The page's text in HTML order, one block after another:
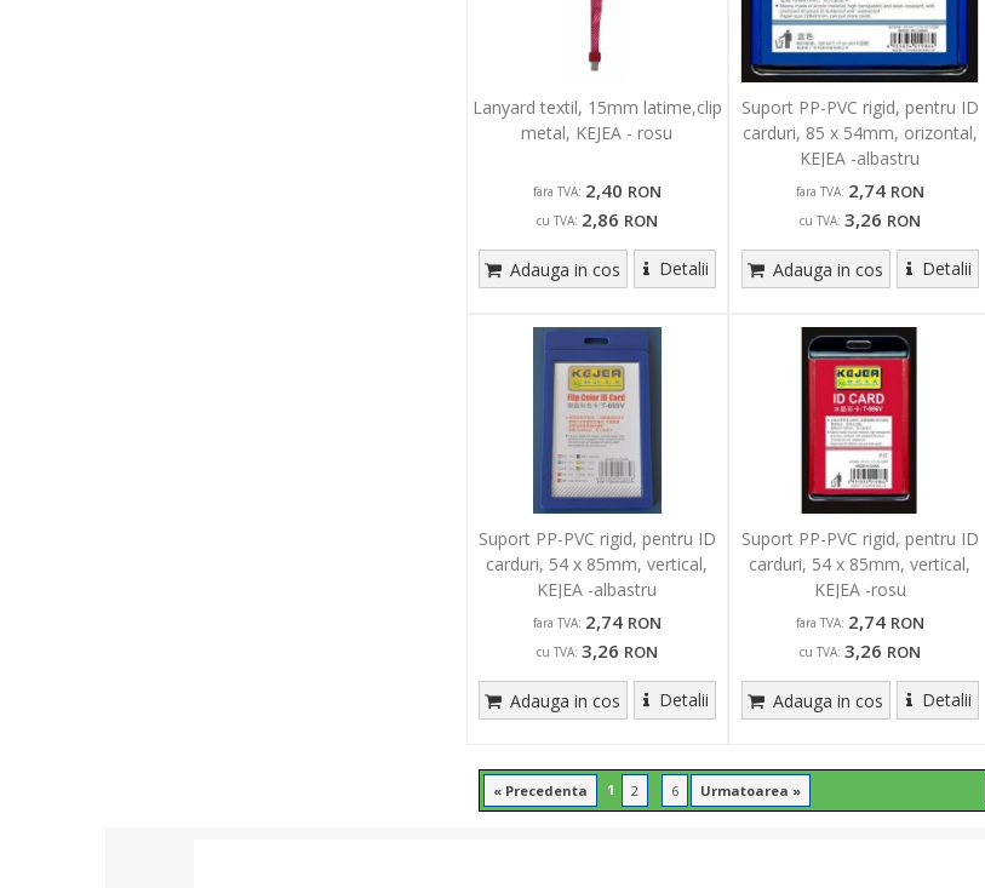
Lanyard textil, 15mm latime,clip
metal, KEJEA - rosu
fara TVA: 2,40 RON
cu TVA: 2,86 RON
Adauga in cos Detalii
Suport PP-PVC rigid, pentru ID
carduri, 85 x 54mm, orizontal,
KEJEA -albastru
fara TVA: 2,74 RON
cu TVA: 3,26 RON
Adauga in cos Detalii
Suport PP-PVC rigid, pentru ID
carduri, 54 x 85mm, vertical,
KEJEA -albastru
fara TVA: 2,74 RON
cu TVA: 3,26 RON
Adauga in cos Detalii
Suport PP-PVC rigid, pentru ID
carduri, 54 x 85mm, vertical,
KEJEA -rosu
fara TVA: 2,74 RON
cu TVA: 3,26 RON
Adauga in cos Detalii
« Precedenta 1 2 ... 6 Urmatoarea »